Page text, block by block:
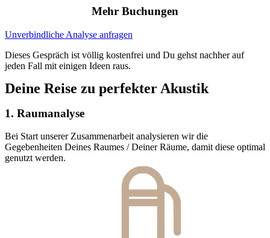
Mehr Buchungen
Unverbindliche Analyse anfragen
Dieses Gespräch ist völlig kostenfrei und Du gehst nachher auf
jeden Fall mit einigen Ideen raus.
Deine Reise zu perfekter Akustik
1. Raumanalyse
Bei Start unserer Zusammenarbeit analysieren wir die
Gegebenheiten Deines Raumes / Deiner Räume, damit diese optimal
genutzt werden.